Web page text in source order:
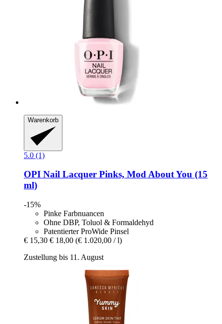
Warenkorb
5.0 (1)
OPI Nail Lacquer Pinks, Mod About You (15
ml)
-15%
Pinke Farbnuancen
Ohne DBP, Toluol & Formaldehyd
Patentierter ProWide Pinsel
€ 15,30 € 18,00 (€ 1.020,00 / l)
Zustellung bis 11. August